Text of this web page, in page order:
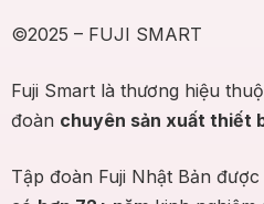
©2025 – FUJI SMART
Fuji Smart là thương hiệu
đoàn chuyên sản xuất thiết
Tập đoàn Fuji Nhật Bản